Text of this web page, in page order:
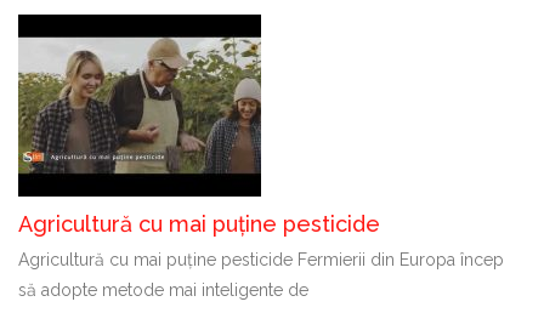
Agricultură cu mai puține pesticide
Agricultură cu mai puține pesticide Fermierii din Europa încep
să adopte metode mai inteligente de